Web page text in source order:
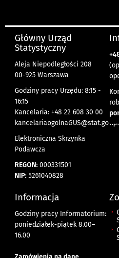
Główny Urząd
Statystyczny
Aleja Niepodległości 208
00-925 Warszawa
Godziny pracy Urzędu: 8:15 -
16:15
Kancelaria: +48 22 608 30 00
kancelariaogolnaGUS@stat.gov.pl
Elektroniczna Skrzynka
Podawcza
REGON: 000331501
NIP: 5261040828
Informacja
Godziny pracy Informatorium:
poniedziałek-piątek 8.00–
16.00